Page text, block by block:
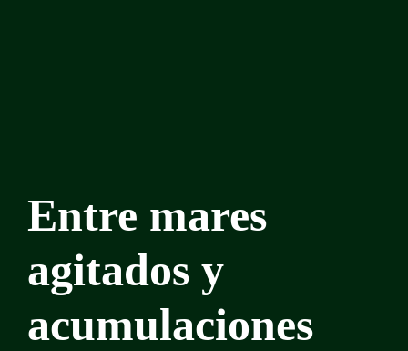
Entre mares
agitados y
acumulaciones